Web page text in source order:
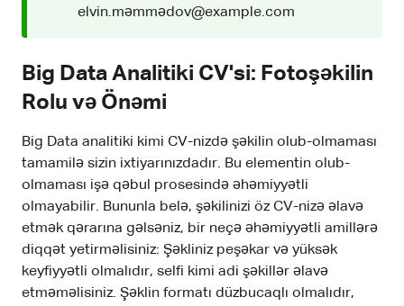
elvin.məmmədov@example.com
Big Data Analitiki CV'si: Fotoşəkilin
Rolu və Önəmi
Big Data analitiki kimi CV-nizdə şəkilin olub-olmaması
tamamilə sizin ixtiyarınızdadır. Bu elementin olub-
olmaması işə qəbul prosesində əhəmiyyətli
olmayabilir. Bununla belə, şəkilinizi öz CV-nizə əlavə
etmək qərarına gəlsəniz, bir neçə əhəmiyyətli amillərə
diqqət yetirməlisiniz: Şəkliniz peşəkar və yüksək
keyfiyyətli olmalıdır, selfi kimi adi şəkillər əlavə
etməməlisiniz. Şəklin formatı düzbucaqlı olmalıdır,